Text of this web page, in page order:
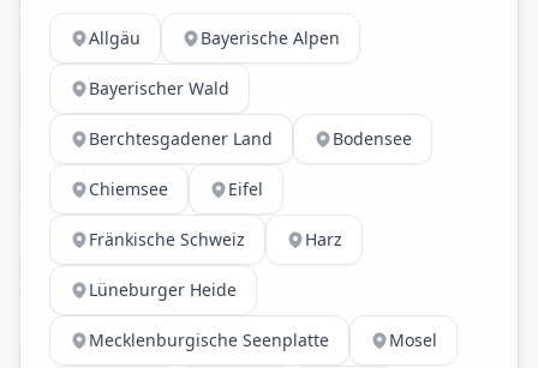
Allgäu Bayerische Alpen
Bayerischer Wald
Berchtesgadener Land Bodensee
Chiemsee Eifel
Fränkische Schweiz Harz
Lüneburger Heide
Mecklenburgische Seenplatte Mosel